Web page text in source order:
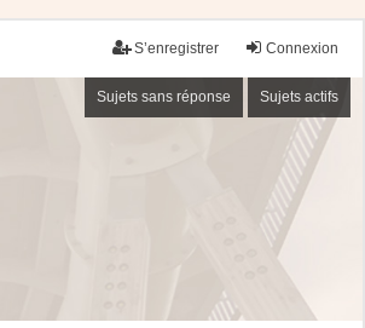
Connexion
S’enregistrer
Sujets sans réponse Sujets actifs